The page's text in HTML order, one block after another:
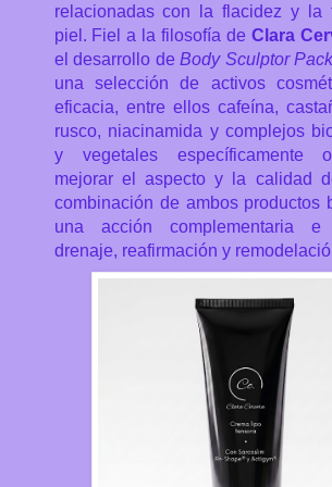
relacionadas con la flacidez y la
piel. Fiel a la filosofía de Clara
el desarrollo deBody Sculptor Pack
una selección de activos
eficacia, entre ellos cafeína,
rusco, niacinamida y complejos
y vegetales específicamente
mejorar el aspecto y la calidad
combinación de ambos productos
una acción complementaria
drenaje, reafirmación y